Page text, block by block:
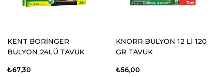
KENT BORİNGER
BULYON 24LÜ TAVUK
₺67,30
KNORR BULYON 12 Lİ 120
GR TAVUK
₺56,00